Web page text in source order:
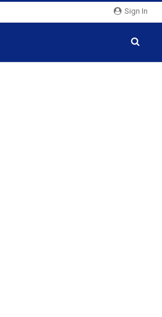
Sign In